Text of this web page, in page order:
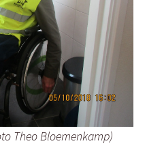
Theo Bloemenkamp)